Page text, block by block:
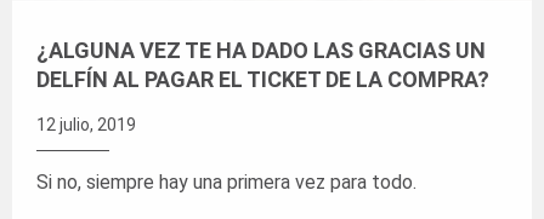
¿ALGUNA VEZ TE HA DADO LAS GRACIAS UN
DELFÍN AL PAGAR EL TICKET DE LA COMPRA?
12 julio, 2019
Si no, siempre hay una primera vez para todo.